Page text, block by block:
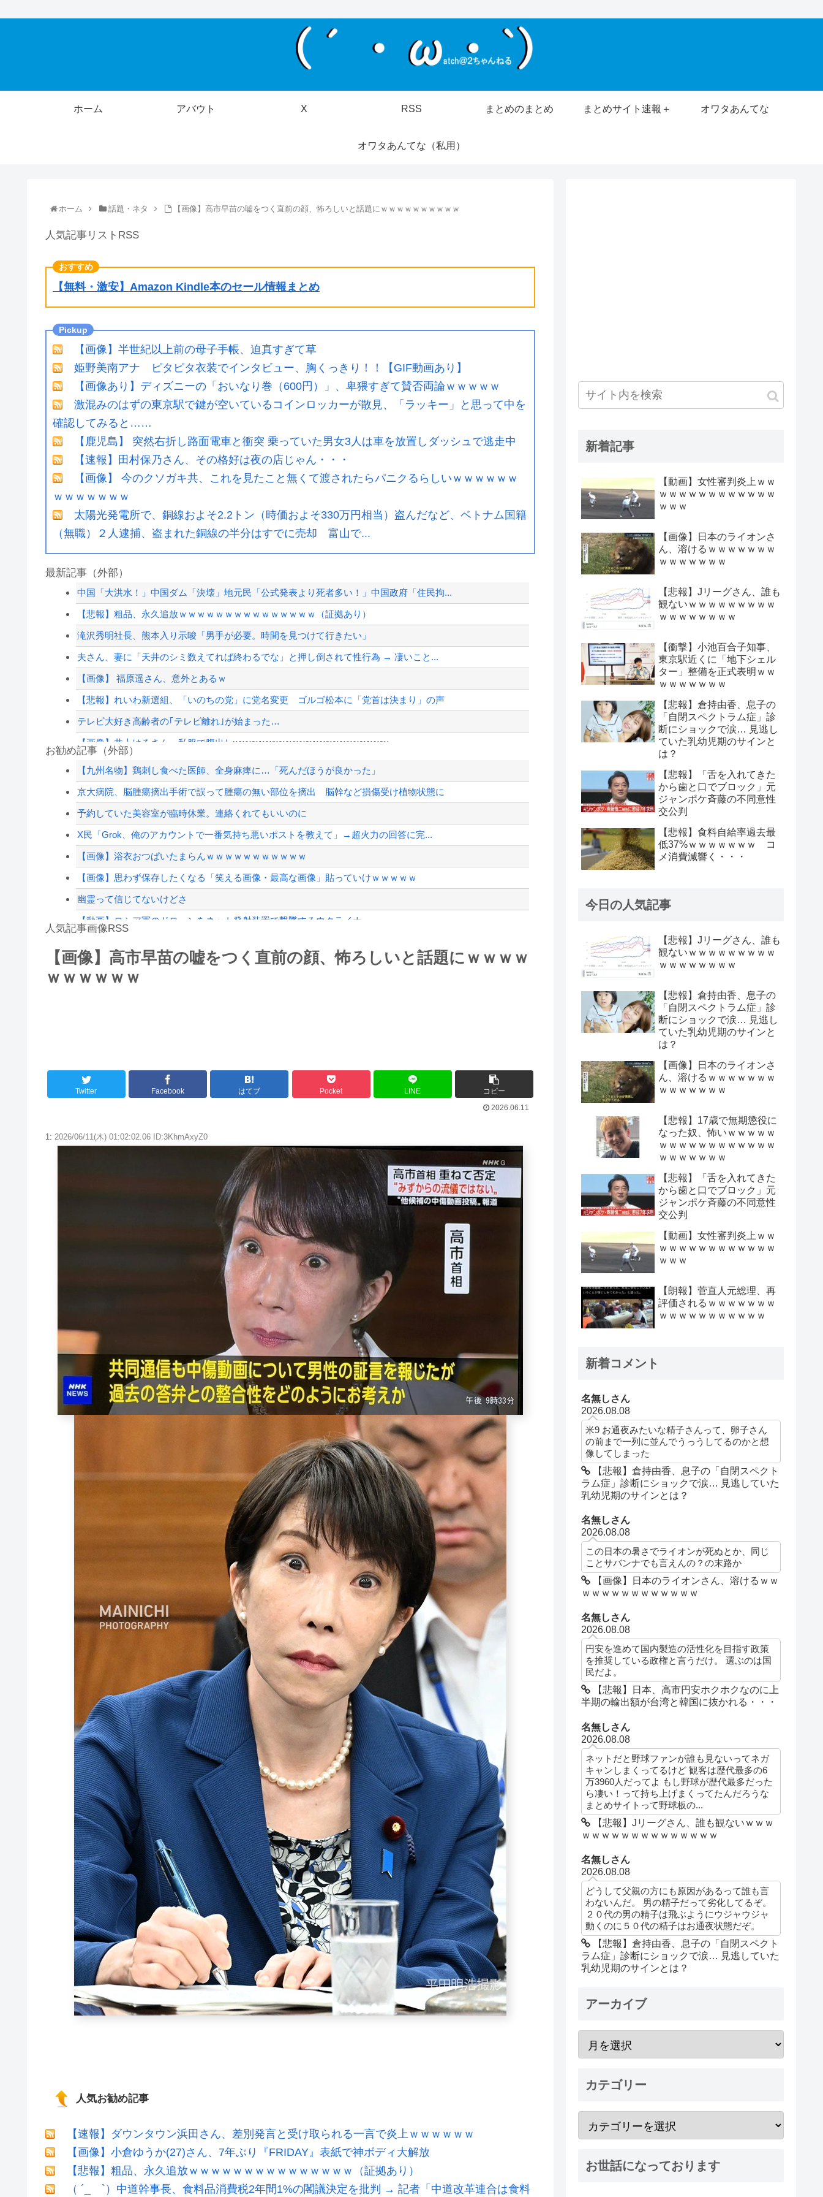
ホーム アバウト X RSS まとめのまとめ まとめサイト速報＋ オワタあんてな
オワタあんてな（私用）
ホーム 話題・ネタ 【画像】高市早苗の嘘をつく直前の顔、怖ろしいと話題にｗｗｗｗｗｗｗｗｗｗ
人気記事リストRSS
【無料・激安】Amazon Kindle本のセール情報まとめ
【画像】半世紀以上前の母子手帳、迫真すぎて草
姫野美南アナ ピタピタ衣装でインタビュー、胸くっきり！！【GIF動画あり】
【画像あり】ディズニーの「おいなり巻（600円）」、卑猥すぎて賛否両論ｗｗｗｗｗ
激混みのはずの東京駅で鍵が空いているコインロッカーが散見、「ラッキー」と思って中を
確認してみると……
【鹿児島】 突然右折し路面電車と衝突 乗っていた男女3人は車を放置しダッシュで逃走中
【速報】田村保乃さん、その格好は夜の店じゃん・・・
【画像】 今のクソガキ共、これを見たこと無くて渡されたらパニクるらしいｗｗｗｗｗｗ
ｗｗｗｗｗｗｗ
太陽光発電所で、銅線およそ2.2トン（時価およそ330万円相当）盗んだなど、ベトナム国籍
（無職）２人逮捕、盗まれた銅線の半分はすでに売却 富山で...
最新記事（外部）
中国「大洪水！」中国ダム「決壊」地元民「公式発表より死者多い！」中国政府「住民拘...
【悲報】粗品、永久追放ｗｗｗｗｗｗｗｗｗｗｗｗｗｗｗ（証拠あり）
滝沢秀明社長、熊本入り示唆「男手が必要。時間を見つけて行きたい」
夫さん、妻に「天井のシミ数えてれば終わるでな」と押し倒されて性行為 → 凄いこと...
【画像】 福原遥さん、意外とあるｗ
【悲報】れいわ新選組、「いのちの党」に党名変更 ゴルゴ松本に「党首は決まり」の声
テレビ大好き高齢者の｢テレビ離れ｣が始まった…
【画像】井上はるさん、私服で腹出しwwwwwwwwwwwwwwwwwwwwwww...
国産初、遠隔監視型の自動運転トラクター…クボタが来春に発売！
【速報】江別大学生暴行死 “主犯格”の特定少年・川口侑斗被告に「無期懲役」の判決...
ジャンポケ斎藤と代理人のやりとり、「地獄すぎて完全にコントになってる……」と衝撃...
【速報】江別大学生暴行死 “主犯格”の特定少年・川口侑斗被告に「無期懲役」の判決...
【配信者】「金バエ」のSNS更新が1週間途絶え、様々な憶測が飛び交う。1週間ぶり...
【緊急速報】NYで警官が黒人男性の首を絞め、暴動第二波不可避へ
お勧め記事（外部）
【九州名物】鶏刺し食べた医師、全身麻痺に…「死んだほうが良かった」
京大病院、脳腫瘍摘出手術で誤って腫瘍の無い部位を摘出 脳幹など損傷受け植物状態に
予約していた美容室が臨時休業。連絡くれてもいいのに
X民「Grok、俺のアカウントで一番気持ち悪いポストを教えて」→超火力の回答に完...
【画像】浴衣おつぱいたまらんｗｗｗｗｗｗｗｗｗｗｗ
【画像】思わず保存したくなる「笑える画像・最高な画像」貼っていけｗｗｗｗｗ
幽霊って信じてないけどさ
【動画】ロシア軍のドローンをネット発射装置で撃墜するウクライナ。
実況「金メダルをとった萩野には俺さんへの挑戦権を手にしました！」俺「ほう君が萩野...
8/4のニュース
人気記事画像RSS
【画像】高市早苗の嘘をつく直前の顔、怖ろしいと話題にｗｗｗｗ
ｗｗｗｗｗｗ
Twitter Facebook はてブ Pocket LINE
コピー
2026.06.11
1: 2026/06/11(木) 01:02:02.06 ID:3KhmAxyZ0
人気お勧め記事
【速報】ダウンタウン浜田さん、差別発言と受け取られる一言で炎上ｗｗｗｗｗｗ
【画像】小倉ゆうか(27)さん、7年ぶり『FRIDAY』表紙で神ボディ大解放
【悲報】粗品、永久追放ｗｗｗｗｗｗｗｗｗｗｗｗｗｗｗ（証拠あり）
（ ´_ゝ`）中道幹事長、食料品消費税2年間1%の閣議決定を批判 → 記者「中道改革連合は食料
新着記事
【動画】女性審判炎上ｗｗ
ｗｗｗｗｗｗｗｗｗｗｗｗ
ｗｗｗ
【画像】日本のライオンさ
ん、溶けるｗｗｗｗｗｗｗ
ｗｗｗｗｗｗｗ
【悲報】Jリーグさん、誰も
観ないｗｗｗｗｗｗｗｗｗ
ｗｗｗｗｗｗｗｗ
【衝撃】小池百合子知事、
東京駅近くに「地下シェル
ター」整備を正式表明ｗｗ
ｗｗｗｗｗｗｗ
【悲報】倉持由香、息子の
「自閉スペクトラム症」診
断にショックで涙… 見逃し
ていた乳幼児期のサインと
は？
【悲報】「舌を入れてきた
から歯と口でブロック」元
ジャンポケ斉藤の不同意性
交公判
【悲報】食料自給率過去最
低37%ｗｗｗｗｗｗｗ コ
メ消費減響く・・・
今日の人気記事
【悲報】Jリーグさん、誰も
観ないｗｗｗｗｗｗｗｗｗ
ｗｗｗｗｗｗｗｗ
【悲報】倉持由香、息子の
「自閉スペクトラム症」診
断にショックで涙… 見逃し
ていた乳幼児期のサインと
は？
【画像】日本のライオンさ
ん、溶けるｗｗｗｗｗｗｗ
ｗｗｗｗｗｗｗ
【悲報】17歳で無期懲役に
なった奴、怖いｗｗｗｗｗ
ｗｗｗｗｗｗｗｗｗｗｗｗ
ｗｗｗｗｗｗｗ
【悲報】「舌を入れてきた
から歯と口でブロック」元
ジャンポケ斉藤の不同意性
交公判
【動画】女性審判炎上ｗｗ
ｗｗｗｗｗｗｗｗｗｗｗｗ
ｗｗｗ
【朗報】菅直人元総理、再
評価されるｗｗｗｗｗｗｗ
ｗｗｗｗｗｗｗｗｗｗｗ
新着コメント
名無しさん
2026.08.08
米9 お通夜みたいな精子さんって、卵子さん
の前まで一列に並んでうっうしてるのかと想
像してしまった
【悲報】倉持由香、息子の「自閉スペクト
ラム症」診断にショックで涙… 見逃していた
乳幼児期のサインとは？
名無しさん
2026.08.08
この日本の暑さでライオンが死ぬとか、同じ
ことサバンナでも言えんの？の末路か
【画像】日本のライオンさん、溶けるｗｗ
ｗｗｗｗｗｗｗｗｗｗｗｗ
名無しさん
2026.08.08
円安を進めて国内製造の活性化を目指す政策
を推奨している政権と言うだけ。 選ぶのは国
民だよ。
【悲報】日本、高市円安ホクホクなのに上
半期の輸出額が台湾と韓国に抜かれる・・・
名無しさん
2026.08.08
ネットだと野球ファンが誰も見ないってネガ
キャンしまくってるけど 観客は歴代最多の6
万3960人だってよ もし野球が歴代最多だった
ら凄い！って持ち上げまくってたんだろうな
まとめサイトって野球板の...
【悲報】Jリーグさん、誰も観ないｗｗｗ
ｗｗｗｗｗｗｗｗｗｗｗｗｗｗ
名無しさん
2026.08.08
どうして父親の方にも原因があるって誰も言
わないんだ。 男の精子だって劣化してるぞ。
２０代の男の精子は飛ぶようにウジャウジャ
動くのに５０代の精子はお通夜状態だぞ。
【悲報】倉持由香、息子の「自閉スペクト
ラム症」診断にショックで涙… 見逃していた
乳幼児期のサインとは？
アーカイブ
カテゴリー
お世話になっております